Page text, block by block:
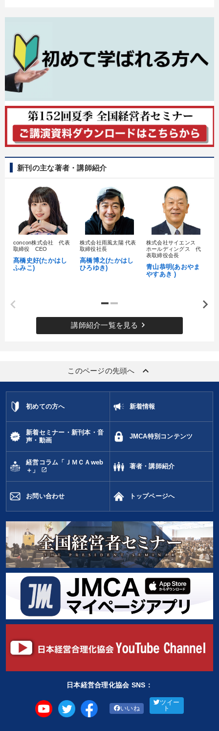
全国経営者セミナー収録物以外の経営教材（全762タイトル）からお探
しいただけます
カテゴリー
【2月】音声・映像
全国経営者セミナー収録〈売れ筋・人気〉音声＆動画20選
【12月】音声・映像
2025年春季全国経営者セミナー収録講演ＣＤ・講演ＤＶＤ・デジ
タル版（音声／動画ストリーミング・ダウンロード）
《強い財務を実践する経営者》講話４選 企業戦略に学ぶ
マーケティング 売上直結の営業力や販売力を獲得する
【最新刊】時代を超える経営150の言葉＋社長のスピーチ・話材
集２タイトル
経営リーダーの考え方と戦略を学ぶ
目的別
後継者に聞かせたい 経営体系を学びたい
キーワード
後継者 交渉 IT・デジタル活用 資産保全
営業力強化 歴史に学ぶ
local_offer タグから探す refresh 更新する
すべての音声・動画（全2077タイトル）からお探しいただけます
タグ・キーワード
ランチェスター戦略 インバウンド 中村天風
テレビ・ネットで話題 節税 銀行交渉 採用
イノベーション 海外の成功事例 AI 企業再建
IT・デジタル活用 思考法 老舗企業 資産保全
中小企業 理念・パーパス 運勢・先見
※「更新」を押すと「タグ・キーワード」を更新いただけます。
新刊の主な著者・講師紹介
concon株式会社 代表
取締役 CEO
髙橋史好(たかはし
ふみこ)
株式会社雨風太陽 代表
取締役社長
高橋博之(たかはし
ひろゆき)
株式会社サイエンス
ホールディングス 代
表取締役会長
青山恭明(あおやま
やすあき )
講師紹介一覧を見る keyboard_arrow_right
このページの先頭へ keyboard_arrow_up
初めての方へ 新着情報
新着セミナー・新刊本・音
声・動画
JMCA特別コンテンツ
経営コラム「ＪＭＣＡweb
＋」
open_in_new
著者・講師紹介
お問い合わせ トップページへ
日本経営合理化協会 SNS：
いいね
ツイー
ト